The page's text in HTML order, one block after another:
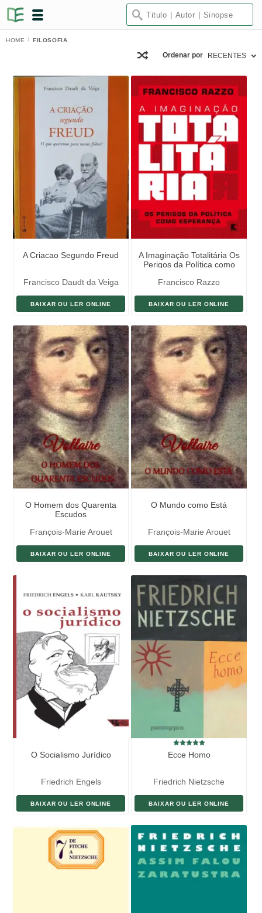
HOME FILOSOFIA
Ordenar por RECENTES
A Criacao Segundo Freud
Francisco Daudt da Veiga
BAIXAR OU LER ONLINE
A Imaginação Totalitária Os
Perigos da Política como
Francisco Razzo
BAIXAR OU LER ONLINE
O Homem dos Quarenta
Escudos
François-Marie Arouet
BAIXAR OU LER ONLINE
O Mundo como Está
François-Marie Arouet
BAIXAR OU LER ONLINE
O Socialismo Jurídico
Friedrich Engels
BAIXAR OU LER ONLINE
Ecce Homo
Friedrich Nietzsche
BAIXAR OU LER ONLINE